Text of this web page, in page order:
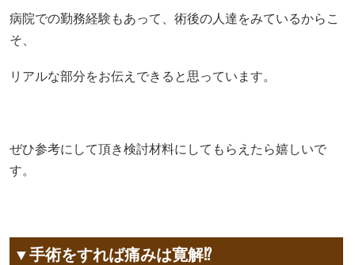
病院での勤務経験もあって、術後の人達をみているからこ
そ、
リアルな部分をお伝えできると思っています。
ぜひ参考にして頂き検討材料にしてもらえたら嬉しいで
す。
▼手術をすれば痛みは寛解⁉︎